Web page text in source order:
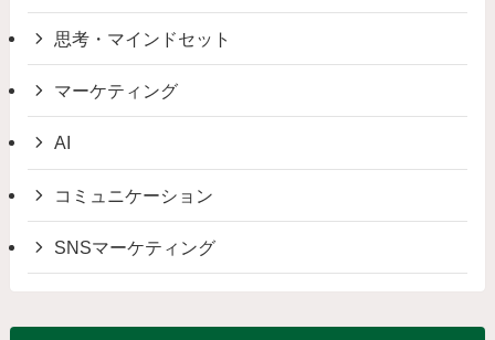
思考・マインドセット
マーケティング
AI
コミュニケーション
SNSマーケティング